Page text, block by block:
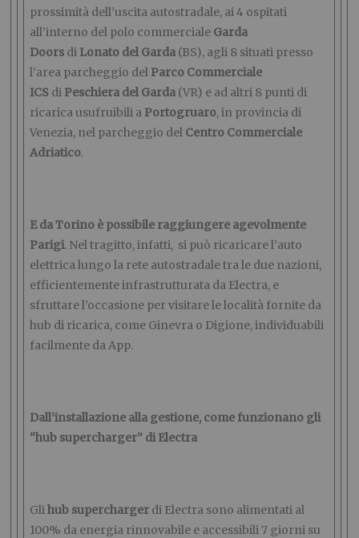
prossimità dell’uscita autostradale, ai 4 ospitati
all’interno del polo commerciale Garda
Doors di Lonato del Garda (BS), agli 8 situati presso
l’area parcheggio del Parco Commerciale
ICS di Peschiera del Garda (VR) e ad altri 8 punti di
ricarica usufruibili a Portogruaro, in provincia di
Venezia, nel parcheggio del Centro Commerciale
Adriatico.
E da Torino è possibile raggiungere agevolmente
Parigi. Nel tragitto, infatti, si può ricaricare l’auto
elettrica lungo la rete autostradale tra le due nazioni,
efficientemente infrastrutturata da Electra, e
sfruttare l’occasione per visitare le località fornite da
hub di ricarica, come Ginevra o Digione, individuabili
facilmente da App.
Dall’installazione alla gestione, come funzionano gli
“hub supercharger” di Electra
Glihub supercharger di Electra sono alimentati al
100% da energia rinnovabile e accessibili 7 giorni su